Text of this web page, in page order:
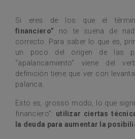
Si eres de los que el
financiero” no te suena de
correcto. Para saber lo que es,
un poco del origen de las
“apalancamiento” viene del
definición tiene que ver con
palanca.
Esto es, grosso modo, lo que
financiero”: utilizar ciertas
la deuda para aumentar la